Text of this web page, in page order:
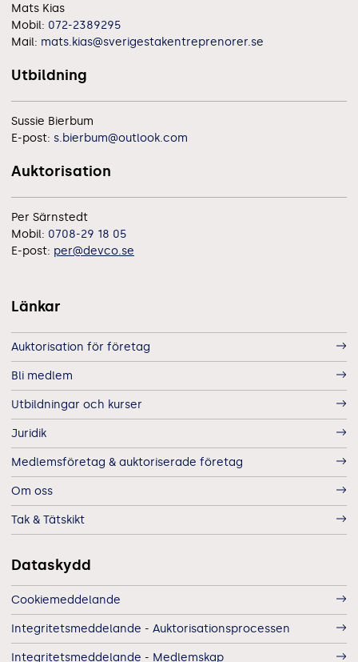
Mats Kias
Mobil: 072-2389295
Mail: mats.kias@sverigestakentreprenorer.se
Utbildning
Sussie Bierbum
E-post: s.bierbum@outlook.com
Auktorisation
Per Särnstedt
Mobil: 0708-29 18 05
E-post: per@devco.se
Länkar
Auktorisation för företag
Bli medlem
Utbildningar och kurser
Juridik
Medlemsföretag & auktoriserade företag
Om oss
Tak & Tätskikt
Dataskydd
Cookiemeddelande
Integritetsmeddelande - Auktorisationsprocessen
Integritetsmeddelande - Medlemskap